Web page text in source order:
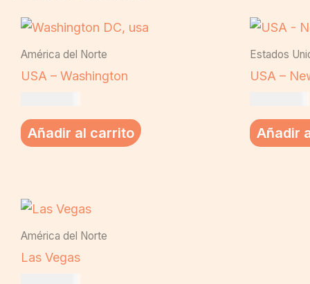
América del Norte
USA – Washington
Añadir al carrito
Estados
USA –
Añadir
América del Norte
Las Vegas